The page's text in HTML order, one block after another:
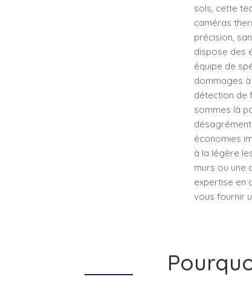
sols, cette
caméras
précision,
dispose des
équipe de
dommages
détection de
sommes là
économies
à la légère
murs ou une
expertise en
vous fournir